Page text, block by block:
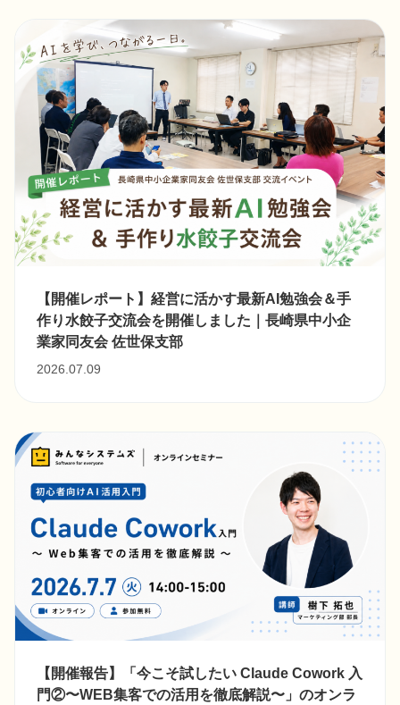
【開催レポート】経営に活かす最新AI勉強会＆手
作り水餃子交流会を開催しました｜長崎県中小企
業家同友会 佐世保支部
2026.07.09
【開催報告】「今こそ試したい Claude Cowork 入
門②〜WEB集客での活用を徹底解説〜」のオンラ